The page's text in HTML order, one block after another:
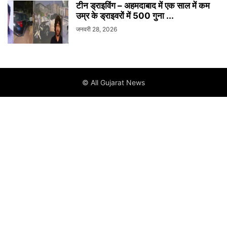
टीन ड्राइविंग – अहमदाबाद में एक साल में कम
उम्र के ड्राइवरों में 500 गुना ...
जनवरी 28, 2026
© All Gujarat News